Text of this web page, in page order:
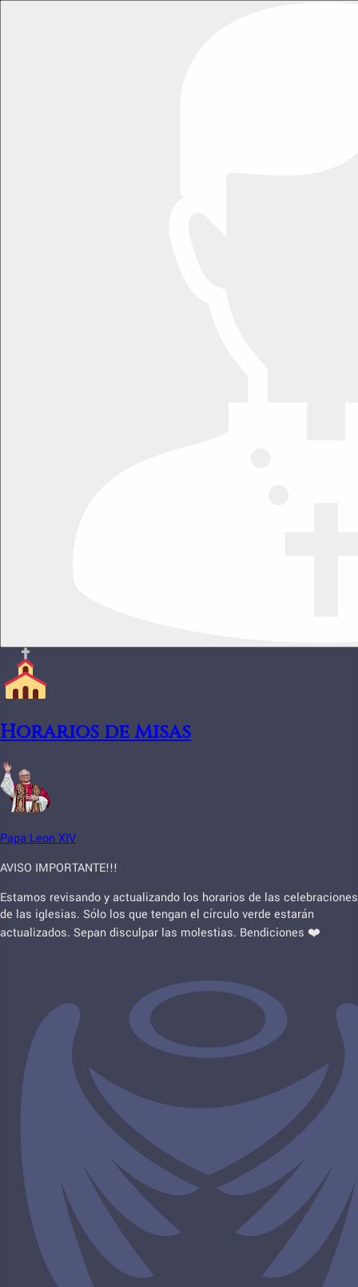
Horarios de Misas
Papa Leon XIV
AVISO IMPORTANTE!!!
Estamos revisando y actualizando los horarios de las celebraciones
de las iglesias. Sólo los que tengan el círculo verde estarán
actualizados. Sepan disculpar las molestias. Bendiciones ❤️